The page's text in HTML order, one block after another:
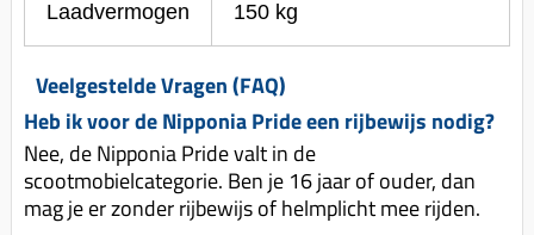
Laadvermogen 150 kg
Veelgestelde Vragen (FAQ)
Heb ik voor de Nipponia Pride een rijbewijs nodig?
Nee, de Nipponia Pride valt in de
scootmobielcategorie. Ben je 16 jaar of ouder, dan
mag je er zonder rijbewijs of helmplicht mee rijden.